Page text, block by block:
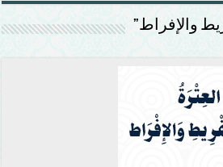
والإفراط”